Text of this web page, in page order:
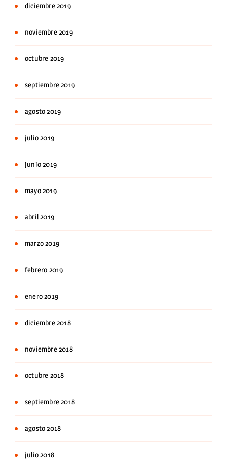
diciembre 2019
noviembre 2019
octubre 2019
septiembre 2019
agosto 2019
julio 2019
junio 2019
mayo 2019
abril 2019
marzo 2019
febrero 2019
enero 2019
diciembre 2018
noviembre 2018
octubre 2018
septiembre 2018
agosto 2018
julio 2018